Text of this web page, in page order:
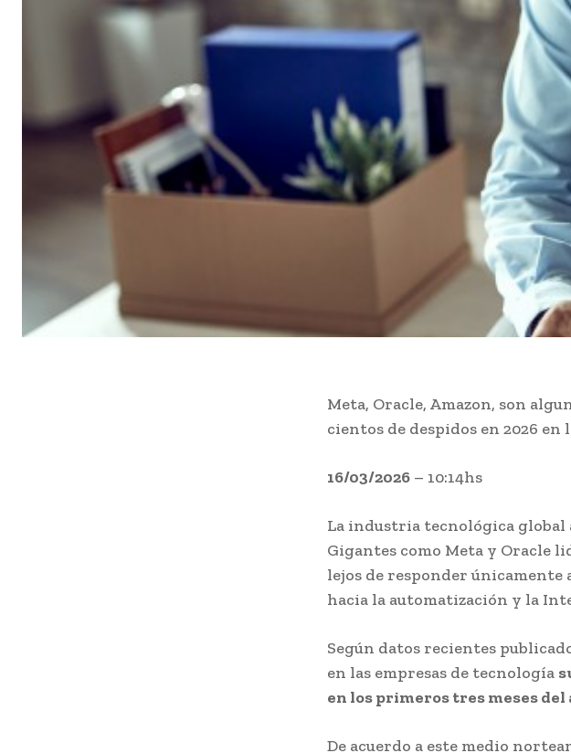
Meta, Oracle, Amazon, son
cientos de despidos en 2026
16/03/2026 – 10:14hs
La industria tecnológica
Gigantes como Meta y Oracle
lejos de responder
hacia la automatización y la
Según datos recientes
en las empresas de tecnología
en los primeros tres meses del
De acuerdo a este medio